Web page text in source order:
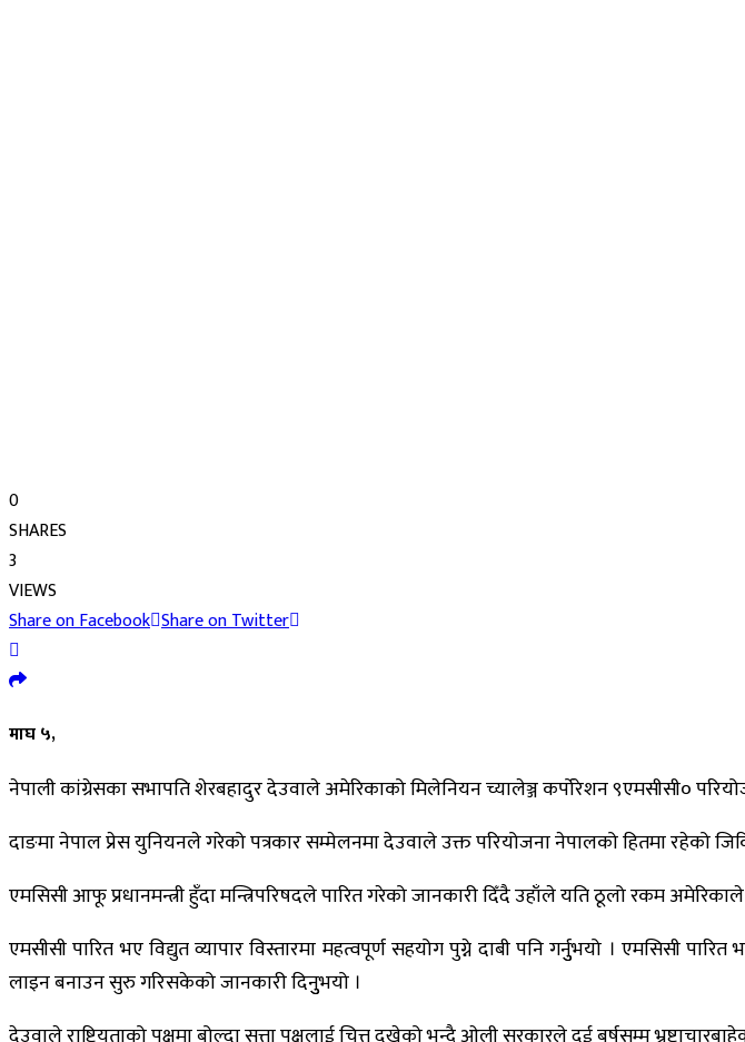
0
SHARES
3
VIEWS
Share on Facebook Share on Twitter
माघ ५,
नेपाली कांग्रेसका सभापति शेरबहादुर देउवाले अमेरिकाको मिलेनियन च्यालेञ्ज कर्पोरेशन ९एमसीसी०
दाङमा नेपाल प्रेस युनियनले गरेको पत्रकार सम्मेलनमा देउवाले उक्त परियोजना नेपालको हितमा रहेको
एमसिसी आफू प्रधानमन्त्री हुँदा मन्त्रिपरिषदले पारित गरेको जानकारी दिँदै उहाँले यति ठूलो रकम
एमसीसी पारित भए विद्युत व्यापार विस्तारमा महत्वपूर्ण सहयोग पुग्ने दाबी पनि गर्नुुभयो । एमसिसी
लाइन बनाउन सुरु गरिसकेको जानकारी दिनुुभयो ।